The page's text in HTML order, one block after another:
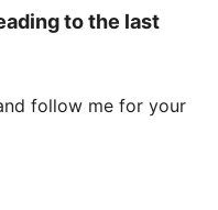
to the last
follow me for your